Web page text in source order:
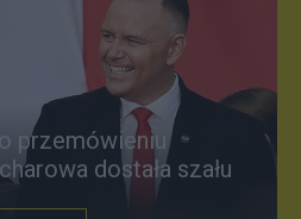
przemówieniu
dostała szału